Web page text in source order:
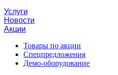
Услуги
Новости
Акции
Товары по акции
Спецпредложения
Демо-оборудование